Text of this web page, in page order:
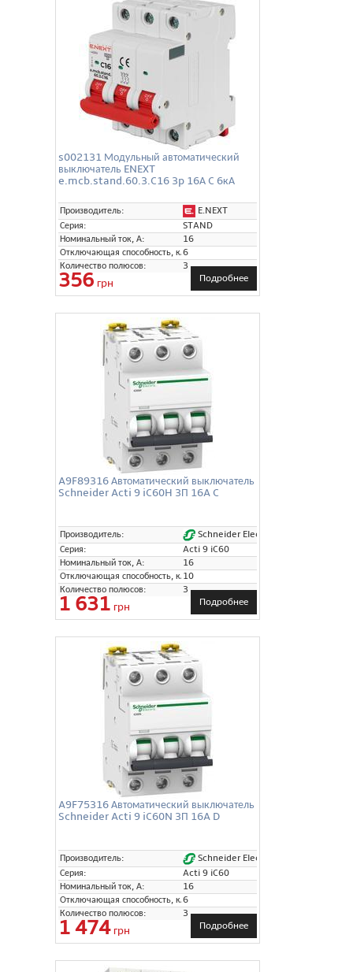
s002131 Модульный автоматический
выключатель ENEXT
e.mcb.stand.60.3.C16 3p 16А C 6кА
Производитель:
E.NEXT
Серия:
STAND
Номинальный ток, А:
16
Отключающая способность, кА:
6
Количество полюсов:
3
356 грн Подробнее
A9F89316 Автоматический выключатель
Schneider Acti 9 iC60H 3П 16A C
Производитель:
Schneider Electric
Серия:
Acti 9 iC60
Номинальный ток, А:
16
Отключающая способность, кА:10
Количество полюсов:
3
1 631 грн Подробнее
A9F75316 Автоматический выключатель
Schneider Acti 9 iC60N 3П 16A D
Производитель:
Schneider Electric
Серия:
Acti 9 iC60
Номинальный ток, А:
16
Отключающая способность, кА:
6
Количество полюсов:
3
1 474грн Подробнее